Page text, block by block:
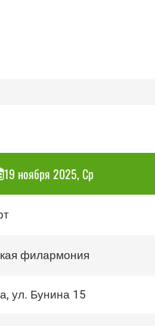
19 ноября 2025, Ср
филармония
ул. Бунина 15